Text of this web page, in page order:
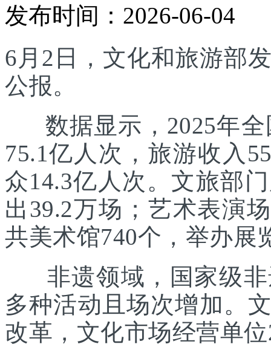
发布时间：2026-06-04
6月2日，文化和旅游部
公报。
数据显示，2025年全
75.1亿人次，旅游收入
众14.3亿人次。文旅部
出39.2万场；艺术表演
共美术馆740个，举办展
非遗领域，国家级非
多种活动且场次增加。
改革，文化市场经营单